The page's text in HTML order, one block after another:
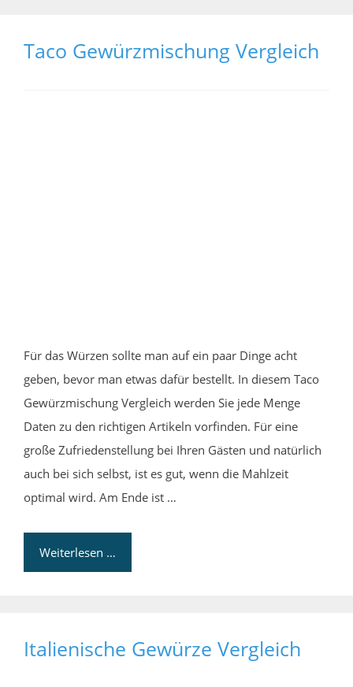
Taco Gewürzmischung Vergleich
Für das Würzen sollte man auf ein paar Dinge acht
geben, bevor man etwas dafür bestellt. In diesem Taco
Gewürzmischung Vergleich werden Sie jede Menge
Daten zu den richtigen Artikeln vorfinden. Für eine
große Zufriedenstellung bei Ihren Gästen und natürlich
auch bei sich selbst, ist es gut, wenn die Mahlzeit
optimal wird. Am Ende ist …
Weiterlesen …
Italienische Gewürze Vergleich